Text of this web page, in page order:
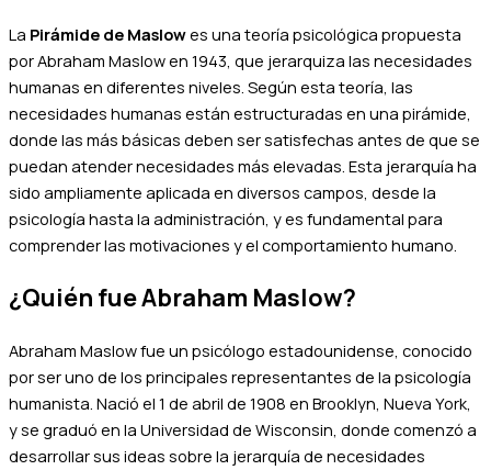
La Pirámide de Maslowes una teoría psicológica propuesta
por Abraham Maslow en 1943, que jerarquiza las necesidades
humanas en diferentes niveles. Según esta teoría, las
necesidades humanas están estructuradas en una pirámide,
donde las más básicas deben ser satisfechas antes de que se
puedan atender necesidades más elevadas. Esta jerarquía ha
sido ampliamente aplicada en diversos campos, desde la
psicología hasta la administración, y es fundamental para
comprender las motivaciones y el comportamiento humano.
¿Quién fue Abraham Maslow?
Abraham Maslow fue un psicólogo estadounidense, conocido
por ser uno de los principales representantes de la psicología
humanista. Nació el 1 de abril de 1908 en Brooklyn, Nueva York,
y se graduó en la Universidad de Wisconsin, donde comenzó a
desarrollar sus ideas sobre la jerarquía de necesidades